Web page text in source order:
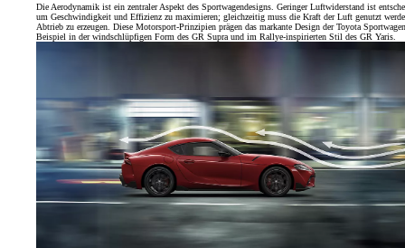
Die Aerodynamik ist ein zentraler Aspekt des Sportwagendesigns. Geringer Luftwiderstand ist
um Geschwindigkeit und Effizienz zu maximieren; gleichzeitig muss die Kraft der Luft genutzt
Abtrieb zu erzeugen. Diese Motorsport-Prinzipien prägen das markante Design der Toyota
Beispiel in der windschlüpfigen Form des GR Supra und im Rallye-inspirierten Stil des GR Yaris.